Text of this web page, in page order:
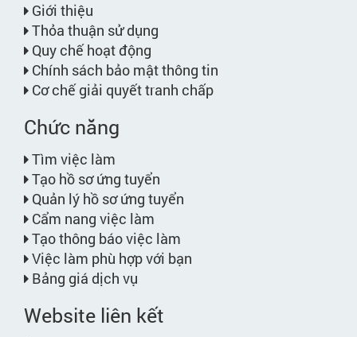
Giới thiệu
Thỏa thuận sử dụng
Quy chế hoạt động
Chính sách bảo mật thông tin
Cơ chế giải quyết tranh chấp
Chức năng
Tìm việc làm
Tạo hồ sơ ứng tuyển
Quản lý hồ sơ ứng tuyển
Cẩm nang việc làm
Tạo thông báo việc làm
Việc làm phù hợp với bạn
Bảng giá dịch vụ
Website liên kết